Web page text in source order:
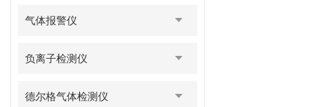
气体报警仪
负离子检测仪
德尔格气体检测仪